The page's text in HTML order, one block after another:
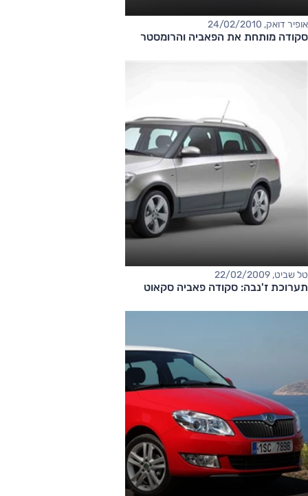
אופיר דואק, 24/02/2010
סקודה מותחת את הפאביה והרומסטר
טל שביט, 22/02/2009
תערוכת ז'נבה: סקודה פאביה סקאוט